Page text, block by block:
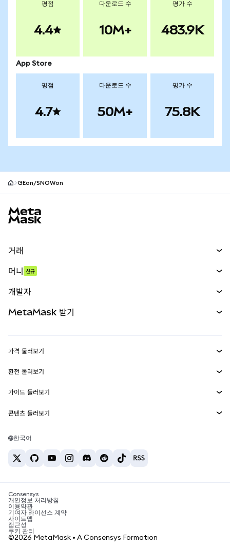
평점
4.4
다운로드 수
10M+
평가 수
483.9K
App Store
평점
4.7
다운로드 수
50M+
평가 수
75.8K
GEon/SNOWon
거래
무기한 선물
실물자산
머니 신규
개발자
MetaMask Connect
Snaps
웹3 서비스
MetaMask 받기
보안
고객 지원
채용
가격 둘러보기
이더리움 가격
솔라나 가격
테더 가격
환전 둘러보기
ETH를 USD로 환전
USDT를 INR로 환전
BTC를 INR로 환전
ETH를 USDT로 환전
가이드 둘러보기
ETH 매수
USDT 매수
SHIB 매수
BNB 매수
콘텐츠 둘러보기
솔라나 지갑
암호화폐 세금 뉴스
암호화폐 매수 방법
비트코인 매도 방법
한국어
Consensys
개인정보 처리방침
이용약관
기여자 라이선스 계약
사이트맵
접근성
쿠키 관리
©2026 MetaMask • A Consensys Formation